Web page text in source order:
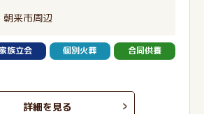
朝来市周辺
族立会 個別火葬 合同供養
詳細を見る